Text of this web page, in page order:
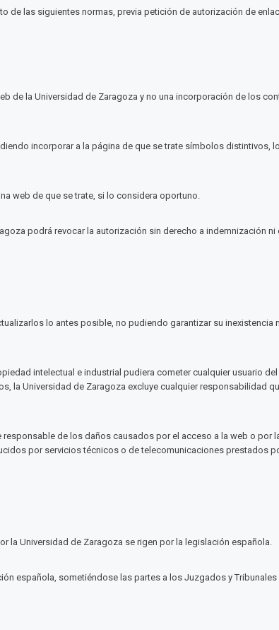
de las siguientes normas, previa petición de autorización de
de la Universidad de Zaragoza y no una incorporación de los
incorporar a la página de que se trate símbolos distintivos,
web de que se trate, si lo considera oportuno.
podrá revocar la autorización sin derecho a indemnización
lo antes posible, no pudiendo garantizar su inexistencia
intelectual e industrial pudiera cometer cualquier usuario
la Universidad de Zaragoza excluye cualquier responsabilidad
de los daños causados por el acceso a la web o por
por servicios técnicos o de telecomunicaciones prestados
la Universidad de Zaragoza se rigen por la legislación española.
española, sometiéndose las partes a los Juzgados y Tribunales